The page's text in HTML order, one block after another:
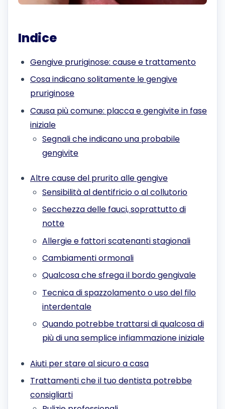
Indice
Gengive pruriginose: cause e trattamento
Cosa indicano solitamente le gengive
pruriginose
Causa più comune: placca e gengivite in fase
iniziale
Segnali che indicano una probabile
gengivite
Altre cause del prurito alle gengive
Sensibilità al dentifricio o al collutorio
Secchezza delle fauci, soprattutto di
notte
Allergie e fattori scatenanti stagionali
Cambiamenti ormonali
Qualcosa che sfrega il bordo gengivale
Tecnica di spazzolamento o uso del filo
interdentale
Quando potrebbe trattarsi di qualcosa di
più di una semplice infiammazione iniziale
Aiuti per stare al sicuro a casa
Trattamenti che il tuo dentista potrebbe
consigliarti